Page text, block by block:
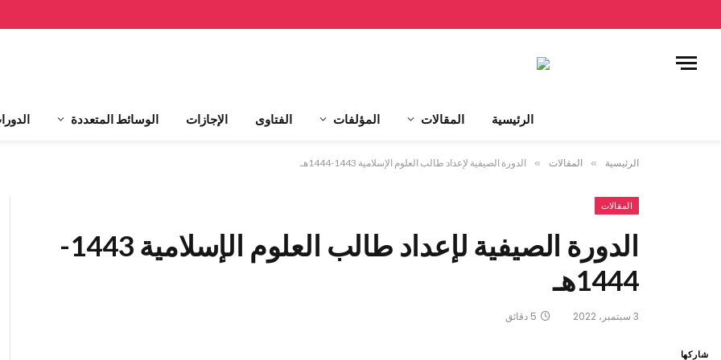
الرئيسية المقالات المؤلفات الفتاوى الإجازات الوسائط المتعددة
الرئيسية » المقالات » الدورة الصيفية لإعداد طالب العلوم الإسلامية 1443-1444هـ
المقالات
الدورة الصيفية لإعداد طالب العلوم الإسلامية 1443-
1444هـ
3 سبتمبر، 2022 5 دقائق
شاركها